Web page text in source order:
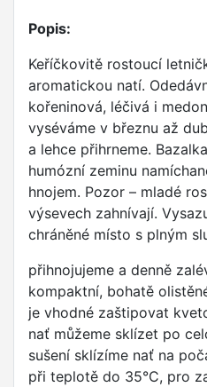
Popis:
Keříčkovitě rostoucí
aromatickou natí.
kořeninová, léčivá i
vyséváme v březnu až
a lehce přihrneme.
humózní zeminu
hnojem. Pozor – mladé
výsevech zahnívají.
chráněné místo s plným
přihnojujeme a denně
kompaktní, bohatě
je vhodné zaštipovat
nať můžeme sklízet po
sušení sklízíme nať na
při teplotě do 35°C, pro